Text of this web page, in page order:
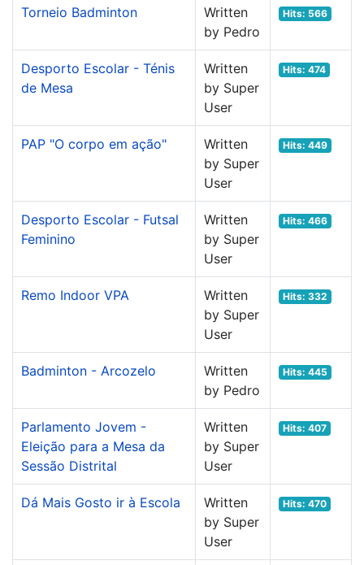
Torneio Badminton
Written
by Pedro
Hits: 566
Desporto Escolar - Ténis
de Mesa
Written
by Super
User
Hits: 474
PAP "O corpo em ação"
Written
by Super
User
Hits: 449
Desporto Escolar - Futsal
Feminino
Written
by Super
User
Hits: 466
Remo Indoor VPA
Written
by Super
User
Hits: 332
Badminton - Arcozelo
Written
by Pedro
Hits: 445
Parlamento Jovem -
Eleição para a Mesa da
Sessão Distrital
Written
by Super
User
Hits: 407
Dá Mais Gosto ir à Escola
Written
by Super
User
Hits: 470